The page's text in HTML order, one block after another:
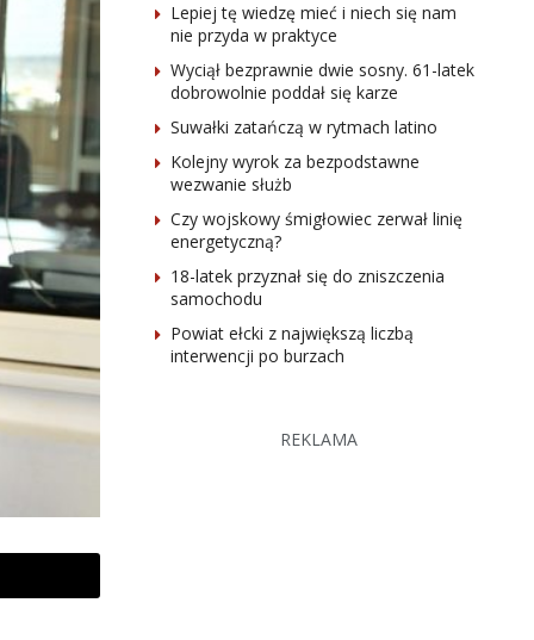
Lepiej tę wiedzę mieć i niech się nam
nie przyda w praktyce
Wyciął bezprawnie dwie sosny. 61-latek
dobrowolnie poddał się karze
Suwałki zatańczą w rytmach latino
Kolejny wyrok za bezpodstawne
wezwanie służb
Czy wojskowy śmigłowiec zerwał linię
energetyczną?
18-latek przyznał się do zniszczenia
samochodu
Powiat ełcki z największą liczbą
interwencji po burzach
REKLAMA